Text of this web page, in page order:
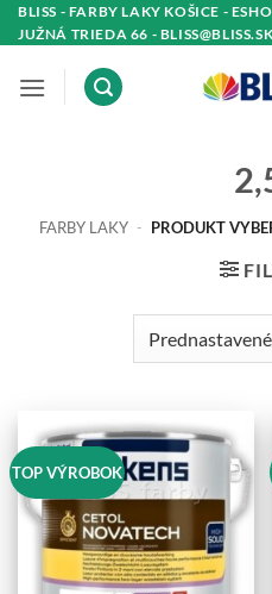
Skip
to
BLISS - FARBY LAKY KOŠICE -
JUŽNÁ TRIEDA 66 - BLISS@BLISS.SK
FARBY LAKY - PRODUKT
TOP VÝROBOK